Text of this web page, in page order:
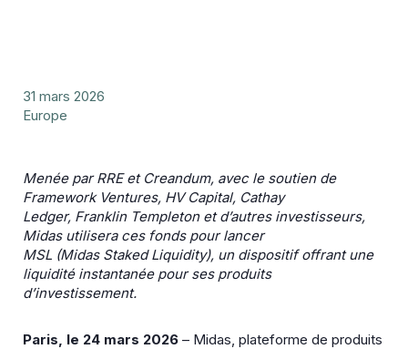
31 mars 2026
Europe
Menée par RRE et Creandum, avec le soutien de
Framework Ventures, HV Capital, Cathay
Ledger, Franklin Templeton et d’autres investisseurs,
Midas utilisera ces fonds pour lancer
MSL (Midas Staked Liquidity), un dispositif offrant une
liquidité instantanée pour ses produits
d’investissement.
Paris, le 24 mars 2026 – Midas, plateforme de produits